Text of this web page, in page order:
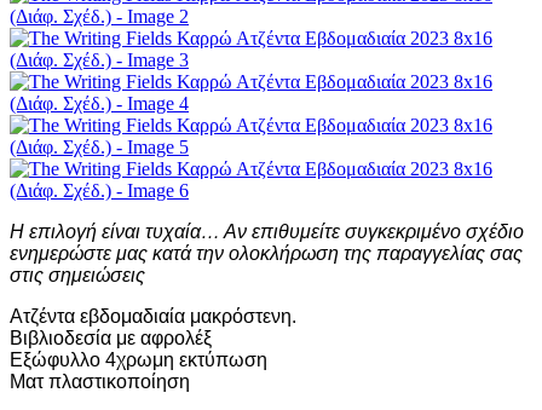
Η επιλογή είναι τυχαία… Αν επιθυμείτε συγκεκριμένο σχέδιο
ενημερώστε μας κατά την ολοκλήρωση της παραγγελίας σας
στις σημειώσεις
Ατζέντα εβδομαδιαία μακρόστενη.
Βιβλιοδεσία με αφρολέξ
Εξώφυλλο 4χρωμη εκτύπωση
Ματ πλαστικοποίηση